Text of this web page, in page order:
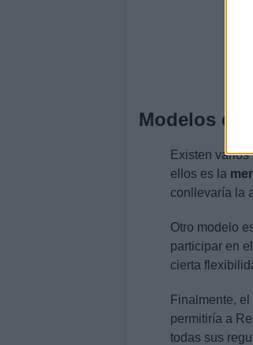
Modelos de
Existen
ellos es la
conllevaría la
Otro modelo
participar en
cierta
Finalmente, el
permitiría a
todas sus